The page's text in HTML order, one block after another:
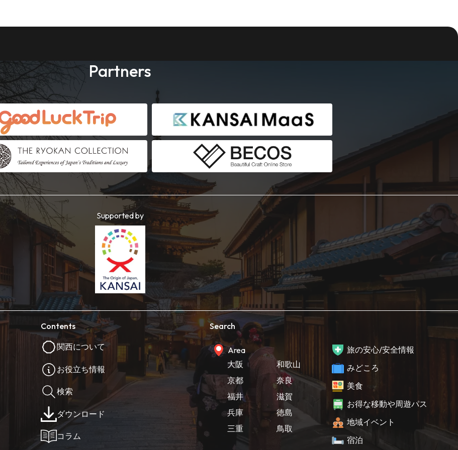
Partners
Supported by
Contents
関西について
お役立ち情報
検索
ダウンロード
コラム
Search
Area
大阪
京都
福井
兵庫
三重
和歌山
奈良
滋賀
徳島
鳥取
旅の安心/安全情報
みどころ
美食
お得な移動や周遊パス
地域イベント
宿泊